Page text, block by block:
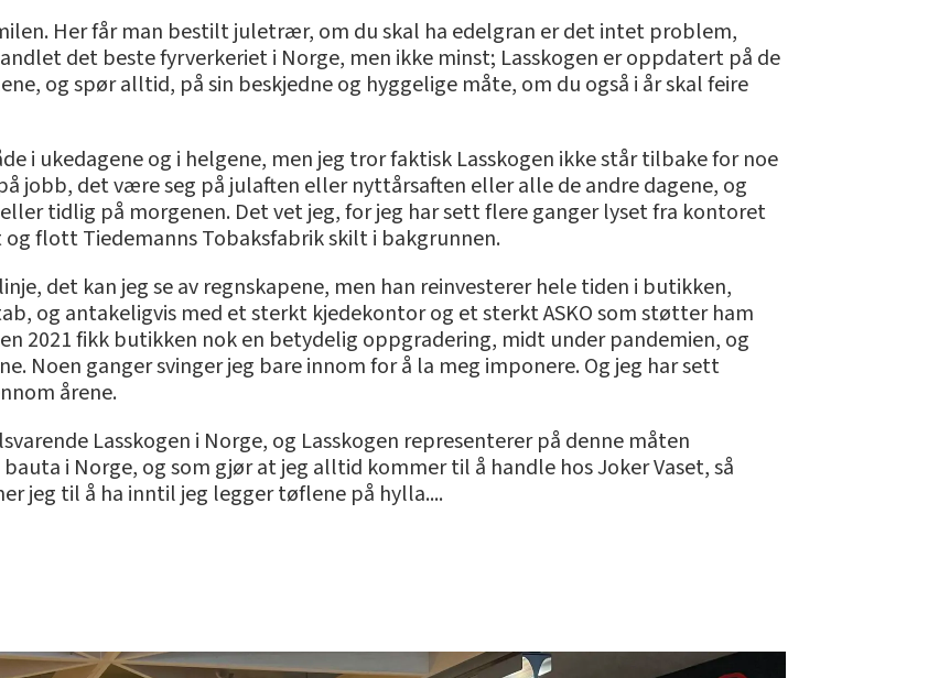
Her får man bestilt juletrær, om du skal ha edelgran er det intet problem,
det beste fyrverkeriet i Norge, men ikke minst; Lasskogen er oppdatert på de
og spør alltid, på sin beskjedne og hyggelige måte, om du også i år skal feire
i ukedagene og i helgene, men jeg tror faktisk Lasskogen ikke står tilbake for noe
jobb, det være seg på julaften eller nyttårsaften eller alle de andre dagene, og
tidlig på morgenen. Det vet jeg, for jeg har sett flere ganger lyset fra kontoret
flott Tiedemanns Tobaksfabrik skilt i bakgrunnen.
det kan jeg se av regnskapene, men han reinvesterer hele tiden i butikken,
og antakeligvis med et sterkt kjedekontor og et sterkt ASKO som støtter ham
2021 fikk butikken nok en betydelig oppgradering, midt under pandemien, og
Noen ganger svinger jeg bare innom for å la meg imponere. Og jeg har sett
årene.
Lasskogen i Norge, og Lasskogen representerer på denne måten
i Norge, og som gjør at jeg alltid kommer til å handle hos Joker Vaset, så
jeg til å ha inntil jeg legger tøflene på hylla....